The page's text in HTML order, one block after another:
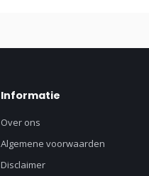
Informatie
Over ons
Algemene voorwaarden
Disclaimer